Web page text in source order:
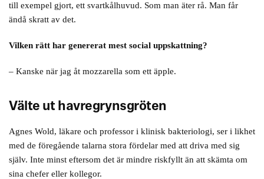
till exempel gjort, ett svartkålhuvud. Som man äter rå. Man får
ändå skratt av det.
Vilken rätt har genererat mest social uppskattning?
– Kanske när jag åt mozzarella som ett äpple.
Välte ut havregrynsgröten
Agnes Wold, läkare och professor i klinisk bakteriologi, ser i likhet
med de föregående talarna stora fördelar med att driva med sig
själv. Inte minst eftersom det är mindre riskfyllt än att skämta om
sina chefer eller kollegor.